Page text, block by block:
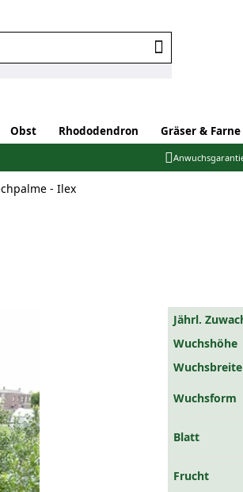
Obst Rhododendron Gräser & Farne
- Ilex
Jährl.
Wuchshöhe
Wuchsbreite
Wuchsform
Blatt
Frucht